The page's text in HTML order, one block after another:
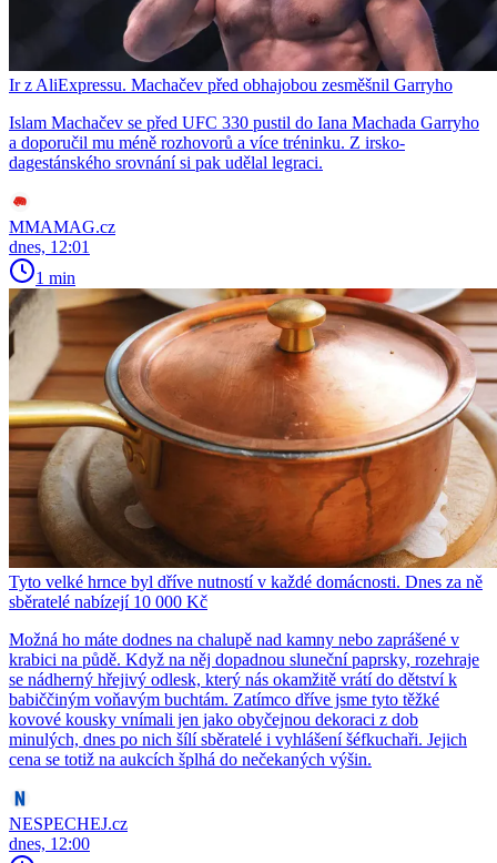
Ir z AliExpressu. Machačev před obhajobou zesměšnil Garryho
Islam Machačev se před UFC 330 pustil do Iana Machada Garryho
a doporučil mu méně rozhovorů a více tréninku. Z irsko-
dagestánského srovnání si pak udělal legraci.
MMAMAG.cz
dnes, 12:01
1 min
Tyto velké hrnce byl dříve nutností v každé domácnosti. Dnes za ně
sběratelé nabízejí 10 000 Kč
Možná ho máte dodnes na chalupě nad kamny nebo zaprášené v
krabici na půdě. Když na něj dopadnou sluneční paprsky, rozehraje
se nádherný hřejivý odlesk, který nás okamžitě vrátí do dětství k
babiččiným voňavým buchtám. Zatímco dříve jsme tyto těžké
kovové kousky vnímali jen jako obyčejnou dekoraci z dob
minulých, dnes po nich šílí sběratelé i vyhlášení šéfkuchaři. Jejich
cena se totiž na aukcích šplhá do nečekaných výšin.
NESPECHEJ.cz
dnes, 12:00